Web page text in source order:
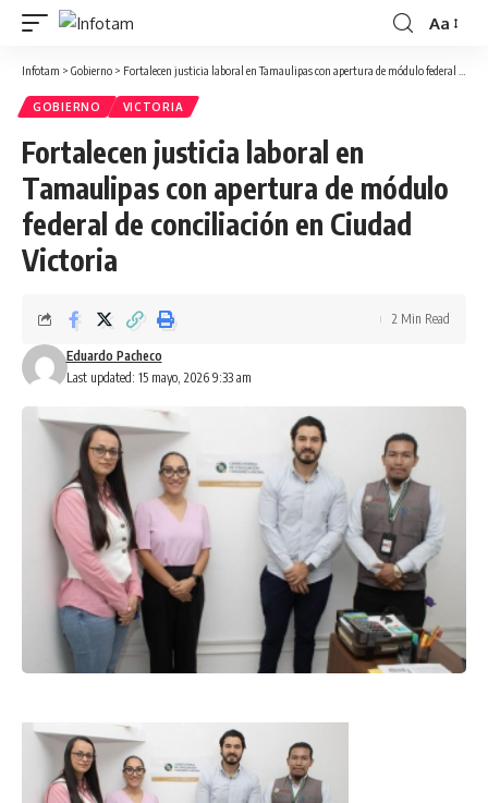
Aa
Infotam > Gobierno > Fortalecen justicia laboral en Tamaulipas con apertura de módulo federal de conciliación en Ciudad Victoria
GOBIERNO VICTORIA
Fortalecen justicia laboral en
Tamaulipas con apertura de módulo
federal de conciliación en Ciudad
Victoria
Last updated: 15 mayo, 2026 9:33 am
Eduardo Pacheco
2 Min Read